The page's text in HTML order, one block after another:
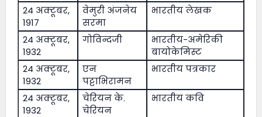
24 अक्टूबर,
1917
वेमुरी अंजनेय
सरमा
भारतीय लेखक
24 अक्टूबर,
1932
गोविन्दजी
भारतीय-अमेरिकी
बायोकेमिस्ट
24 अक्टूबर,
1932
एन
पट्टाभिरामन
भारतीय पत्रकार
24 अक्टूबर,
1932
चेरियन के.
चेरियन
भारतीय कवि